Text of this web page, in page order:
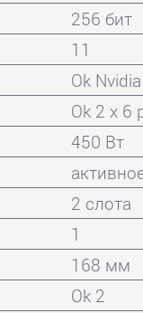
256 бит
11
Ok
Ok 2 x 6
450 Вт
2 слота
1
168 мм
Ok 2